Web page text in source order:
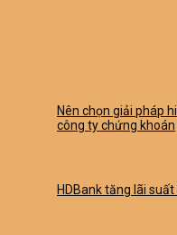
Nên chọn giải pháp
công ty chứng khoán
HDBank tăng lãi